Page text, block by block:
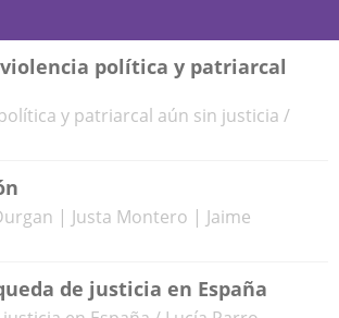
política y patriarcal
y patriarcal aún sin justicia /
| Justa Montero | Jaime
de justicia en España